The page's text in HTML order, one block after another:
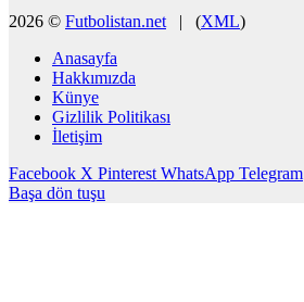
2026 © Futbolistan.net | (XML)
Anasayfa
Hakkımızda
Künye
Gizlilik Politikası
İletişim
Facebook X Pinterest WhatsApp Telegram
Başa dön tuşu